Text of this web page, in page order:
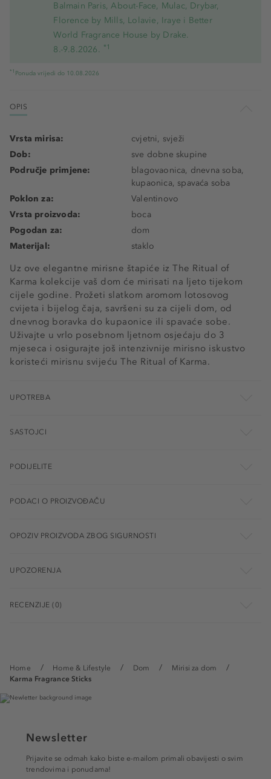
Home Home & Lifestyle Dom
Mirisi za dom
Karma Fragrance Sticks
Balmain Paris, About-Face, Mulac, Drybar,
Florence by Mills, Lolavie, Iraye i Better
World Fragrance House by Drake.
8.-9.8.2026. *1
*1 Ponuda vrijedi do 10.08.2026
OPIS
Uz ove elegantne mirisne štapiće iz The Ritual of
Karma kolekcije vaš dom će mirisati na ljeto tijekom
cijele godine. Prožeti slatkom aromom lotosovog
cvijeta i bijelog čaja, savršeni su za cijeli dom, od
dnevnog boravka do kupaonice ili spavaće sobe.
Uživajte u vrlo posebnom ljetnom osjećaju do 3
mjeseca i osigurajte još intenzivnije mirisno iskustvo
koristeći mirisnu svijeću The Ritual of Karma.
Vrsta mirisa:
cvjetni, svježi
Dob:
sve dobne skupine
Područje primjene:
blagovaonica, dnevna soba,
kupaonica, spavaća soba
Poklon za:
Valentinovo
Vrsta proizvoda:
boca
Pogodan za:
dom
Materijal:
staklo
UPOTREBA
SASTOJCI
PODIJELITE
PODACI O PROIZVOĐAČU
OPOZIV PROIZVODA ZBOG SIGURNOSTI
UPOZORENJA
RECENZIJE (0)
Newsletter
Prijavite se odmah kako biste e-mailom primali obavijesti o svim
trendovima i ponudama!